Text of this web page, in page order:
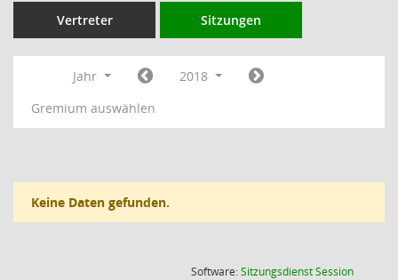
Vertreter Sitzungen
Jahr
2018
Gremium auswählen
Keine Daten gefunden.
Software:SitzungsdienstSession(Wird in